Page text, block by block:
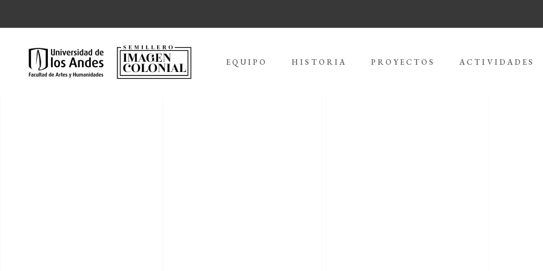
EQUIPO HISTORIA PROYECTOS ACTIVIDADES